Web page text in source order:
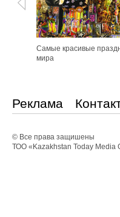
Самые красивые
мира
Реклама
© Все права защишены
ТОО «Kazakhstan Today Media